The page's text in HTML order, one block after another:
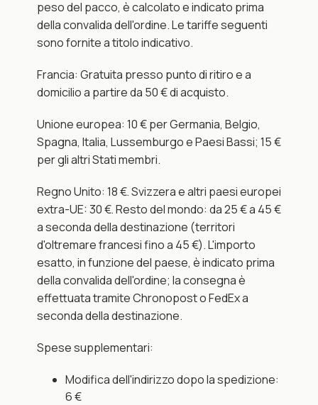
peso del pacco, è calcolato e indicato prima
della convalida dell'ordine. Le tariffe seguenti
sono fornite a titolo indicativo.
Francia: Gratuita presso punto di ritiro e a
domicilio a partire da 50 € di acquisto.
Unione europea: 10 € per Germania, Belgio,
Spagna, Italia, Lussemburgo e Paesi Bassi; 15 €
per gli altri Stati membri.
Regno Unito: 18 €. Svizzera e altri paesi europei
extra-UE: 30 €. Resto del mondo: da 25 € a 45 €
a seconda della destinazione (territori
d'oltremare francesi fino a 45 €). L'importo
esatto, in funzione del paese, è indicato prima
della convalida dell'ordine; la consegna è
effettuata tramite Chronopost o FedEx a
seconda della destinazione.
Spese supplementari:
Modifica dell'indirizzo dopo la spedizione:
6 €